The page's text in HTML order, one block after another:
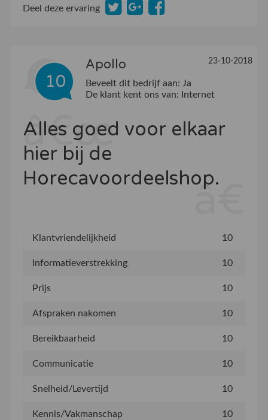
Deel deze ervaring
10
Apollo 23-10-2018
Beveelt dit bedrijf aan: Ja
De klant kent ons van:
Internet
Alles goed voor elkaar
hier bij de
Horecavoordeelshop.
Klantvriendelijkheid 10
Informatieverstrekking 10
Prijs 10
Afspraken nakomen 10
Bereikbaarheid 10
Communicatie 10
Snelheid/Levertijd 10
Kennis/Vakmanschap 10